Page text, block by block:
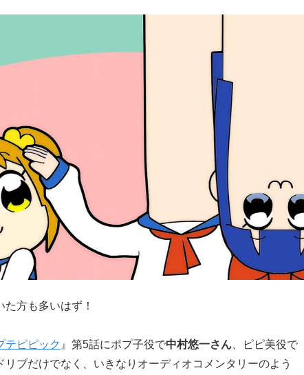
方も多いはず！
テピピック 』第5話にポプ子役で中村悠一さん 、ピピ美役で
リブだけでなく、いきなりオーディオコメンタリーのよう